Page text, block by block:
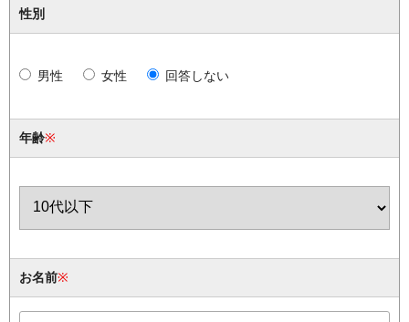
性別
男性 女性 回答しない
年齢※
お名前※